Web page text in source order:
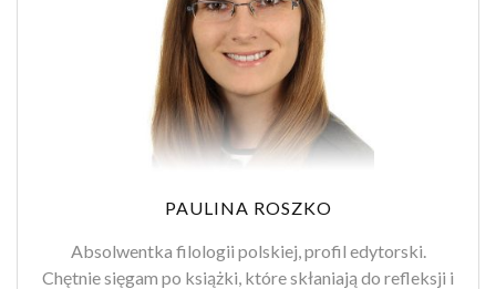
PAULINA ROSZKO
Absolwentka filologii polskiej, profil edytorski.
Chętnie sięgam po książki, które skłaniają do refleksji i